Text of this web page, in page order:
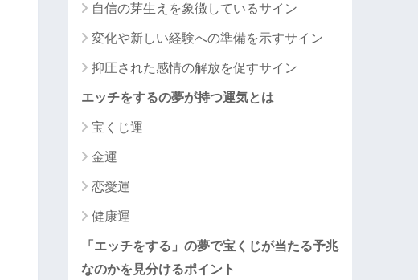
自信の芽生えを象徴しているサイン
変化や新しい経験への準備を示すサイン
抑圧された感情の解放を促すサイン
エッチをするの夢が持つ運気とは
宝くじ運
金運
恋愛運
健康運
「エッチをする」の夢で宝くじが当たる予兆
なのかを見分けるポイント